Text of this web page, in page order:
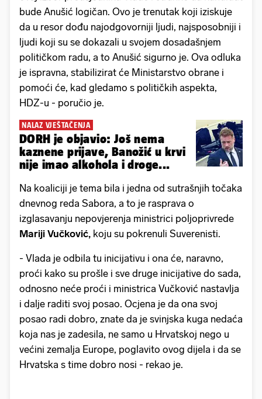
bude Anušić logičan. Ovo je trenutak koji iziskuje
da u resor dođu najodgovorniji ljudi, najsposobniji i
ljudi koji su se dokazali u svojem dosadašnjem
političkom radu, a to Anušić sigurno je. Ova odluka
je ispravna, stabilizirat će Ministarstvo obrane i
pomoći će, kad gledamo s političkih aspekta,
HDZ-u - poručio je.
NALAZ VJEŠTAČENJA
DORH je objavio: Još nema
kaznene prijave, Banožić u krvi
nije imao alkohola i droge...
Na koaliciji je tema bila i jedna od sutrašnjih točaka
dnevnog reda Sabora, a to je rasprava o
izglasavanju nepovjerenja ministrici poljoprivrede
Mariji Vučković, koju su pokrenuli Suverenisti.
- Vlada je odbila tu inicijativu i ona će, naravno,
proći kako su prošle i sve druge inicijative do sada,
odnosno neće proći i ministrica Vučković nastavlja
i dalje raditi svoj posao. Ocjena je da ona svoj
posao radi dobro, znate da je svinjska kuga nedaća
koja nas je zadesila, ne samo u Hrvatskoj nego u
većini zemalja Europe, poglavito ovog dijela i da se
Hrvatska s time dobro nosi - rekao je.